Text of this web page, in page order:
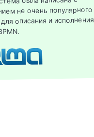
не очень популярного
описания и исполнения